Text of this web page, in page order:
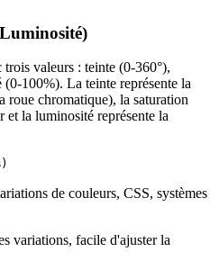
valeurs : teinte (0-360°),
100%). La teinte représente la
roue chromatique), la saturation
et la luminosité représente la
de couleurs, CSS, systèmes
variations, facile d'ajuster la